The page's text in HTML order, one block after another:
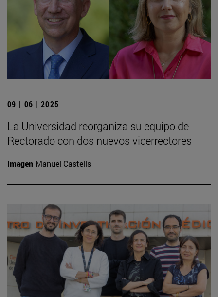
09 | 06 | 2025
La Universidad reorganiza su equipo de
Rectorado con dos nuevos vicerrectores
Imagen Manuel Castells